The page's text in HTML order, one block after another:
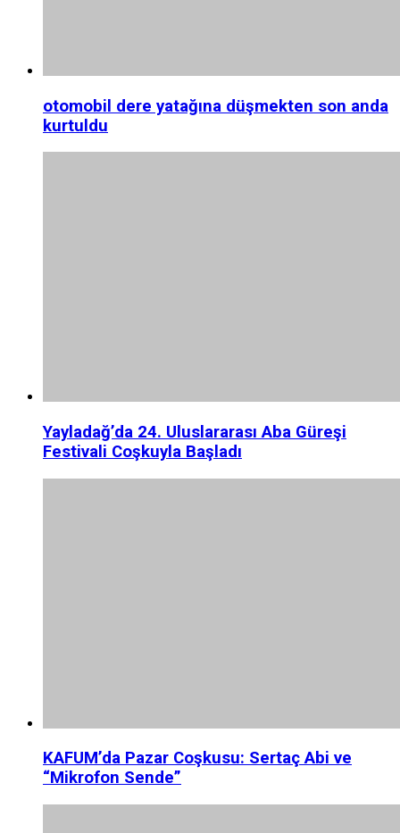
otomobil dere yatağına düşmekten son anda
kurtuldu
Yayladağ’da 24. Uluslararası Aba Güreşi
Festivali Coşkuyla Başladı
KAFUM’da Pazar Coşkusu: Sertaç Abi ve
“Mikrofon Sende”